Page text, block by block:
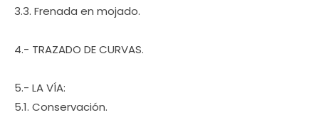
3.3. Frenada en mojado.
4.- TRAZADO DE CURVAS.
5.- LA VÍA:
5.1. Conservación.